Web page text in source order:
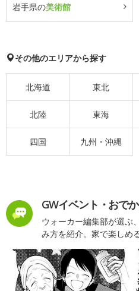
岩手県の美術館
その他のエリアから探す
北海道 東北
北陸 東海
四国 九州・沖縄
GWイベント・おで
ウォーカー編集部が選ぶ
み方を紹介。家で楽しめ